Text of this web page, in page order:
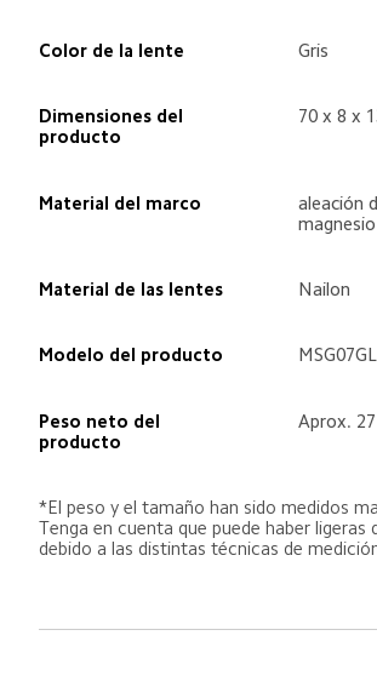
Color de la lente Gris
Dimensiones del
producto
70 x 8 x
Material del marco
aleación
magnesio
Material de las lentes Nailon
Modelo del producto MSG07GL
Peso neto del
producto
Aprox.
*El peso y el tamaño han sido medidos
Tenga en cuenta que puede haber ligeras
debido a las distintas técnicas de